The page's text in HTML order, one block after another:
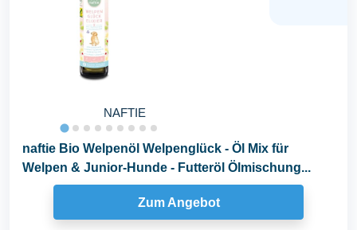
NAFTIE
naftie Bio Welpenöl Welpenglück - Öl Mix für
Welpen & Junior-Hunde - Futteröl Ölmischung...
Zum Angebot